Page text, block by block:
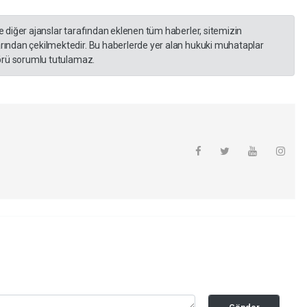
diğer ajanslar tarafından eklenen tüm haberler, sitemizin
çekilmektedir. Bu haberlerde yer alan hukuki muhataplar
sorumlu tutulamaz.